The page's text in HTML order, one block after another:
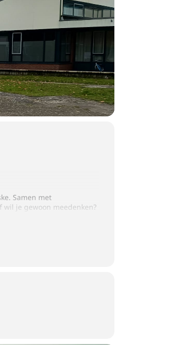
Samen met
je gewoon meedenken?